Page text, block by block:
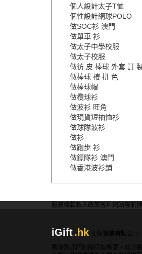
個人設計太子T恤
個性設計網球POLO
做SOC衫 澳門
做單車 衫
做太子中學校服
做太子校服
做彷 皮 棒球 外套 訂
做棒球 褸 拼 色
做棒球帽
做欖球衫
做波衫 旺角
做現貨短袖恤衫
做球隊波衫
做衫
做跑步 衫
做鏢隊衫 澳門
做香港波衫鋪
服務條款私人政策客戶 網站導航
iGift.hk
軒龍實業有限公司
香港及澳門制服訂造專家，成立